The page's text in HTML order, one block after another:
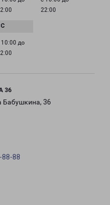
22:00
10:00 до
36
Бабушкина, 36
88-88